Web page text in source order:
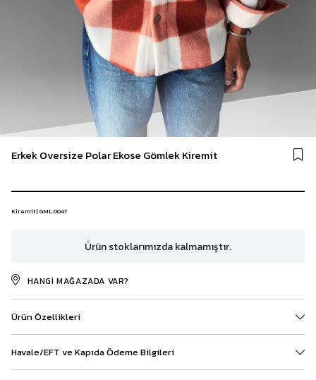
Erkek Oversize Polar Ekose Gömlek Kiremit
Kiremit | GML.0047
Ürün stoklarımızda kalmamıştır.
HANGI MAĞAZADA VAR?
Ürün Özellikleri
Havale/EFT ve Kapıda Ödeme Bilgileri